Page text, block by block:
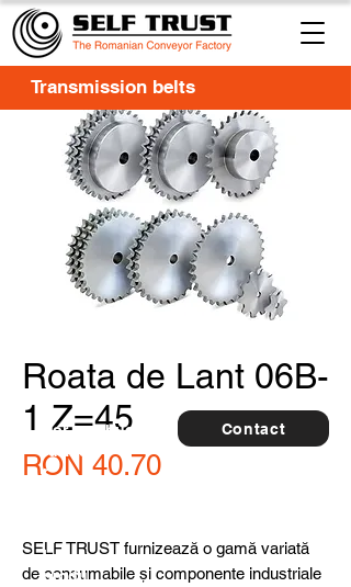
Roata de Lant 06B-
1 Z=45
RON 40.70Price
SELF TRUST furnizează o gamă variată
de consumabile și componente industriale
Transmission belts
Contact
For
furthe
r
l
produ
5 buc.